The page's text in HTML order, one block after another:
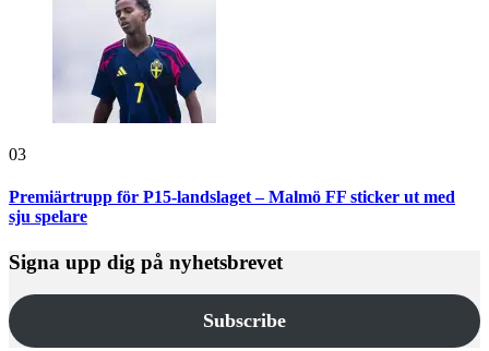
03
Premiärtrupp för P15-landslaget – Malmö FF sticker ut med
sju spelare
Signa upp dig på nyhetsbrevet
Subscribe